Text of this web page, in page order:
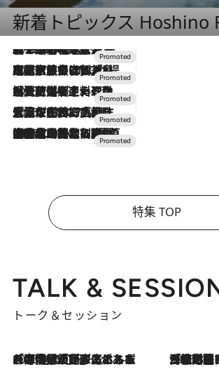
新着トピックス Hoshino
2026.8.7
【トンボの足水浴】ヒノキの香りに包まれて涼感マックス！約13℃の湧水かけ流しを避暑地「星野温泉 トンボの湯」で体験
2026.7.31
【ホテル帰省】という選択肢をOMOが提案。家族とほどよい距離を保つには「昼は実家、夜は気兼ねなくホテルで！」
2026.7.24
【夏限定ディナーコース】旬を迎える稚鮎や花ズッキーニなどをイタリア・トスカーナの郷土料理の手法で満喫！
2026.7.17
「土佐和ハーブかき氷」がOMO7高知に登場！生姜、山椒、大葉など目にも舌にも涼を呼ぶ郷土の味
2026.7.10
NEW OPEN！【界 草津】名湯の地に誕生。趣の異なる2種の温泉と上州ならではの会席・蕎麦割烹など美食を味わう究極の癒やし旅
特集 TOP
TALK &
トーク＆セッション
2026.8.3
「今後値上げがあるとすれば…」「リスクがあるのは今年の冬」エネルギー専門家が語る、ホルムズ海峡封鎖が家庭にもたらす“ある心配” 2026.8.3
「住宅建てられない…」「サーチャージ料の高値が続いている」ホルムズ海峡封鎖による影